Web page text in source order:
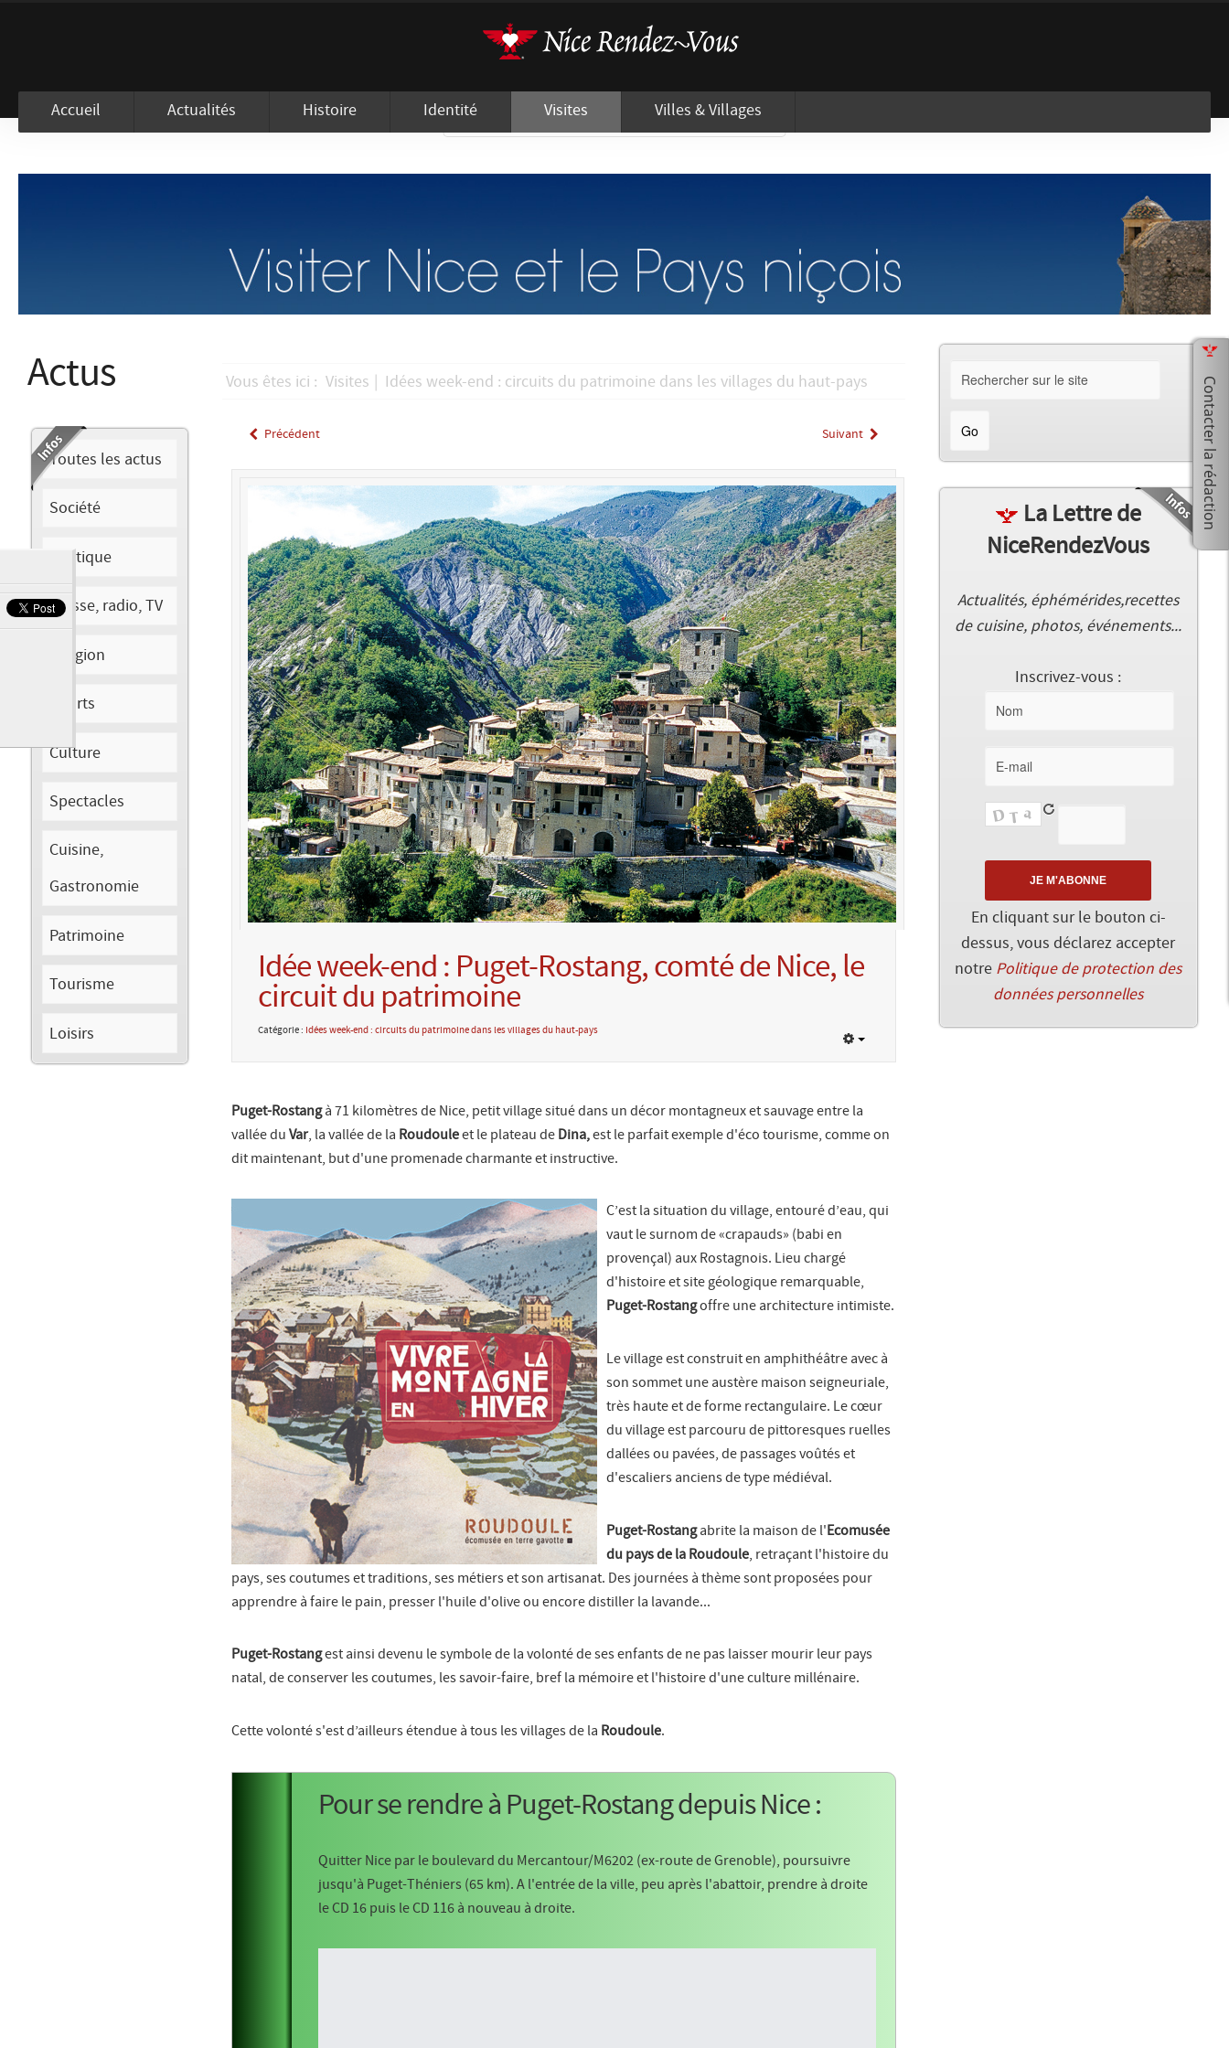
Accueil Actualités Histoire Identité Visites Villes & Villages
Actus
Toutes les actus
Société
Politique
Presse, radio, TV
Religion
Sports
Culture
Spectacles
Cuisine,
Gastronomie
Patrimoine
Tourisme
Loisirs
Vous êtes ici : Visites Idées week-end : circuits du patrimoine dans les villages du haut-pays
Précédent Suivant
Idée week-end : Puget-Rostang, comté de Nice, le
circuit du patrimoine
Catégorie : Idées week-end : circuits du patrimoine dans les villages du haut-pays
Puget-Rostangà 71 kilomètres de Nice, petit village situé dans un décor montagneux et sauvage entre la
vallée du Var, la vallée de la Roudouleet le plateau de Dina,est le parfait exemple d'éco tourisme, comme on
dit maintenant, but d'une promenade charmante et instructive.
C’est la situation du village, entouré d’eau, qui
vaut le surnom de «crapauds» (babi en
provençal) aux Rostagnois. Lieu chargé
d'histoire et site géologique remarquable,
Puget-Rostangoffre une architecture intimiste.
Le village est construit en amphithéâtre avec à
son sommet une austère maison seigneuriale,
très haute et de forme rectangulaire. Le cœur
du village est parcouru de pittoresques ruelles
dallées ou pavées, de passages voûtés et
d'escaliers anciens de type médiéval.
Puget-Rostangabrite la maison de l'Ecomusée
du pays de la Roudoule, retraçant l'histoire du
pays, ses coutumes et traditions, ses métiers et son artisanat. Des journées à thème sont proposées pour
apprendre à faire le pain, presser l'huile d'olive ou encore distiller la lavande...
Puget-Rostangest ainsi devenu le symbole de la volonté de ses enfants de ne pas laisser mourir leur pays
natal, de conserver les coutumes, les savoir-faire, bref la mémoire et l'histoire d'une culture millénaire.
Cette volonté s'est d’ailleurs étendue à tous les villages de la Roudoule.
Pour se rendre à Puget-Rostang depuis Nice :
Quitter Nice par le boulevard du Mercantour/M6202 (ex-route de Grenoble), poursuivre
jusqu'à Puget-Théniers (65 km). A l'entrée de la ville, peu après l'abattoir, prendre à droite
le CD 16 puis le CD 116 à nouveau à droite.
Do you own this website? OK
La Lettre de
NiceRendezVous
Actualités, éphémérides,recettes
de cuisine, photos, événements...
Inscrivez-vous :
En cliquant sur le bouton ci-
dessus, vous déclarez accepter
notre Politique de protection des
données personnelles